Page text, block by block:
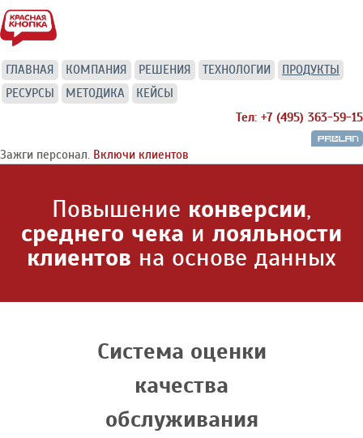
ГЛАВНАЯ КОМПАНИЯ РЕШЕНИЯ ТЕХНОЛОГИИ
ПРОДУКТЫ
РЕСУРСЫ
МЕТОДИКА
КЕЙСЫ
Тел: +7 (495) 363-59-15
Зажги персонал. Включи клиентов
Повышение конверсии,
среднего чека и лояльности
клиентов на основе данных
Система оценки
качества
обслуживания